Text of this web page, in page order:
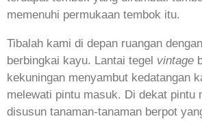
memenuhi permukaan tembok itu.
Tibalah kami di depan ruangan
berbingkai kayu. Lantai tegel vintage
kekuningan menyambut kedatangan
melewati pintu masuk. Di dekat pintu
disusun tanaman-tanaman berpot